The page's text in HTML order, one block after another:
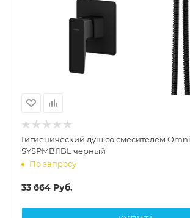
Гигиенический душ со смесителем
SYSPMBI1BL черный
По запросу
33 664 Руб.